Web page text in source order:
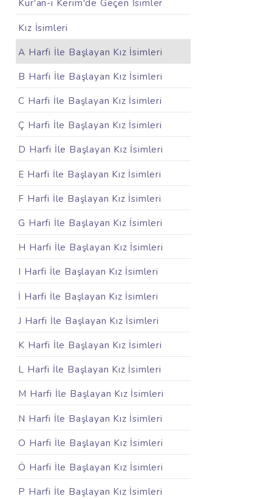
Kur'an-ı Kerim'de Geçen İsimler
Kız İsimleri
A Harfi İle Başlayan Kız İsimleri
B Harfi İle Başlayan Kız İsimleri
C Harfi İle Başlayan Kız İsimleri
Ç Harfi İle Başlayan Kız İsimleri
D Harfi İle Başlayan Kız İsimleri
E Harfi İle Başlayan Kız İsimleri
F Harfi İle Başlayan Kız İsimleri
G Harfi İle Başlayan Kız İsimleri
H Harfi İle Başlayan Kız İsimleri
I Harfi İle Başlayan Kız İsimleri
İ Harfi İle Başlayan Kız İsimleri
J Harfi İle Başlayan Kız İsimleri
K Harfi İle Başlayan Kız İsimleri
L Harfi İle Başlayan Kız İsimleri
M Harfi İle Başlayan Kız İsimleri
N Harfi İle Başlayan Kız İsimleri
O Harfi İle Başlayan Kız İsimleri
Ö Harfi İle Başlayan Kız İsimleri
P Harfi İle Başlayan Kız İsimleri